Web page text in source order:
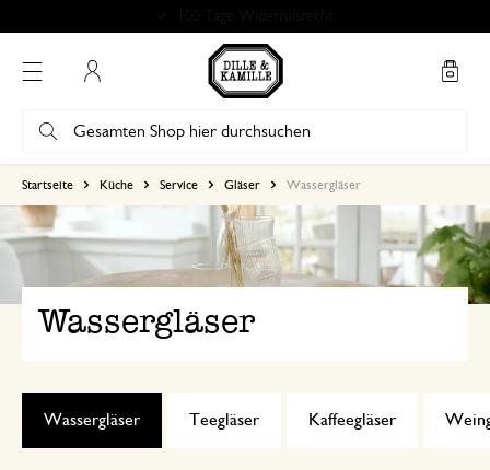
Startseite Küche Service Gläser Wassergläser
Wassergläser
Wassergläser Teegläser Kaffeegläser